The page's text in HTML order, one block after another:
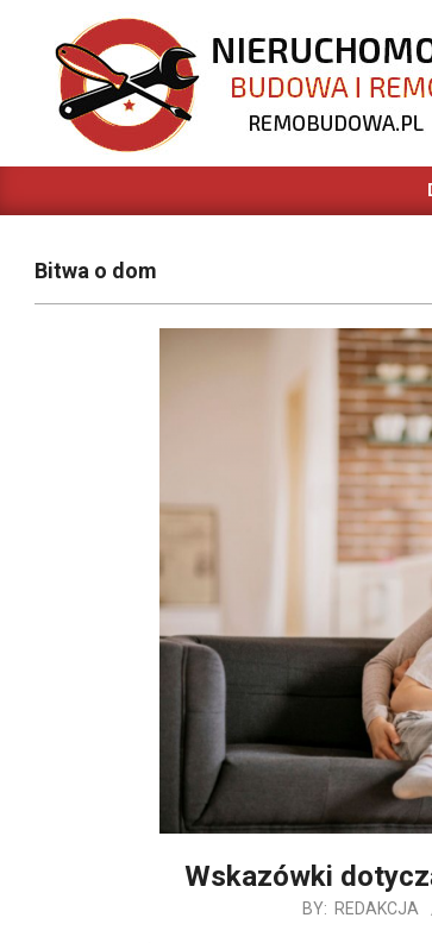
content
REMOBUDOWA.PL
Bitwa o dom
Wskazówki
BY: REDAKCJA